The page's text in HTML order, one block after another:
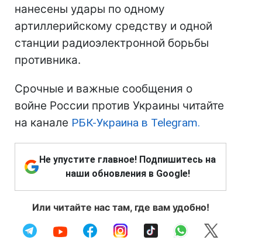
нанесены удары по одному
артиллерийскому средству и одной
станции радиоэлектронной борьбы
противника.
Срочные и важные сообщения о
войне России против Украины читайте
на канале РБК-Украина в Telegram.
Не упустите главное! Подпишитесь на
наши обновления в Google!
Или читайте нас там, где вам удобно!